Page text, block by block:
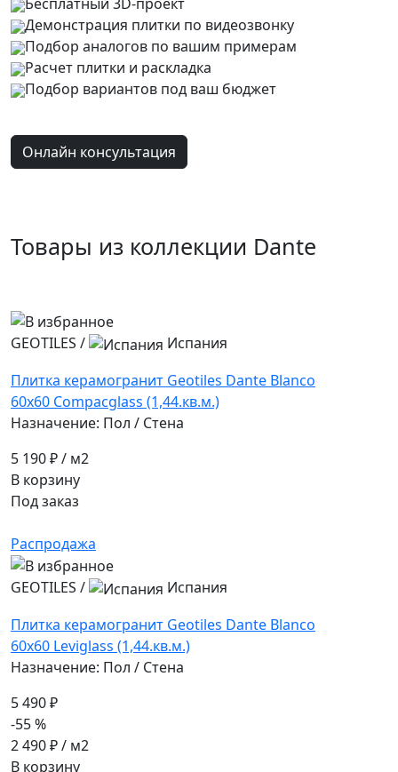
Демонстрация плитки по видеозвонку
Подбор аналогов по вашим примерам
Расчет плитки и раскладка
Подбор вариантов под ваш бюджет
Онлайн консультация
Товары из коллекции Dante
GEOTILES /
Испания
Плитка керамогранит Geotiles Dante Blanco
60x60 Compacglass (1,44.кв.м.)
Назначение: Пол / Стена
5 190 ₽/ м2
В корзину
Под заказ
Распродажа
GEOTILES /
Испания
Плитка керамогранит Geotiles Dante Blanco
60x60 Leviglass (1,44.кв.м.)
Назначение: Пол / Стена
5 490 ₽
-55 %
2 490 ₽/ м2
В корзину